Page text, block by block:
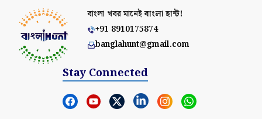
বাংলা খবর মানেইবাংলা হান্ট!
+91 8910175874
banglahunt@gmail.com
Stay Connected